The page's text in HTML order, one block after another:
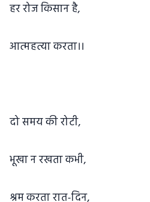
हर रोज किसान है,
आत्महत्या करता।।
दो समय की रोटी,
भूखा न रखता कभी,
श्रम करता रात-दिन,